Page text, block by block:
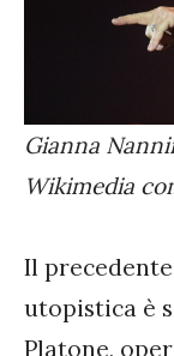
Gianna
Wikimedia
Il
utopistica è
Platone,